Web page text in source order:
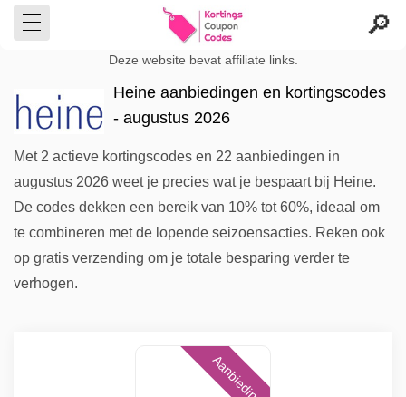
Deze website bevat affiliate links.
Heine aanbiedingen en kortingscodes
- augustus 2026
Met 2 actieve kortingscodes en 22 aanbiedingen in
augustus 2026 weet je precies wat je bespaart bij Heine.
De codes dekken een bereik van 10% tot 60%, ideaal om
te combineren met de lopende seizoensacties. Reken ook
op gratis verzending om je totale besparing verder te
verhogen.
Aanbieding